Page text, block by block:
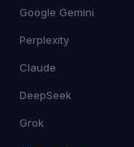
Google Gemini
Perplexity
Claude
DeepSeek
Grok